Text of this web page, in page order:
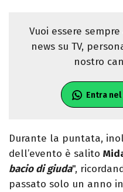
Vuoi essere
news su TV,
nostro
Entra nel
Durante la puntata,
dell’evento è salito
bacio di giuda",
passato solo un anno